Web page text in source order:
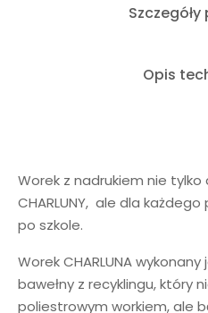
Opis
Worek z nadrukiem nie
CHARLUNY, ale dla
po szkole.
Worek CHARLUNA
bawełny z recyklingu, który
poliestrowym workiem, ale